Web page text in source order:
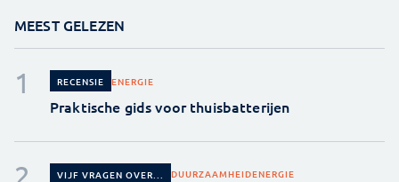
MEEST GELEZEN
RECENSIE ENERGIE
Praktische gids voor thuisbatterijen
VIJF VRAGEN OVER... DUURZAAMHEIDENERGIE